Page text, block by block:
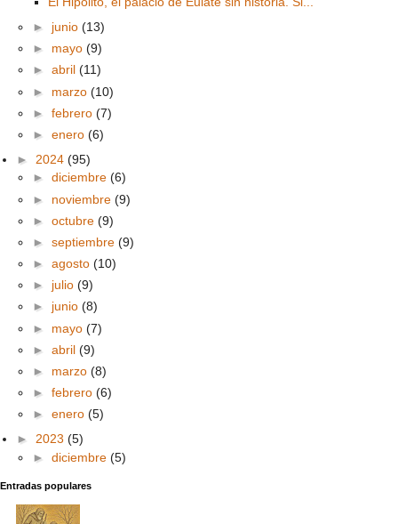
► junio (13)
► mayo (9)
► abril (11)
► marzo (10)
► febrero (7)
► enero (6)
► 2024 (95)
► diciembre (6)
► noviembre (9)
► octubre (9)
► septiembre (9)
► agosto (10)
► julio (9)
► junio (8)
► mayo (7)
► abril (9)
► marzo (8)
► febrero (6)
► enero (5)
► 2023 (5)
► diciembre (5)
Entradas populares